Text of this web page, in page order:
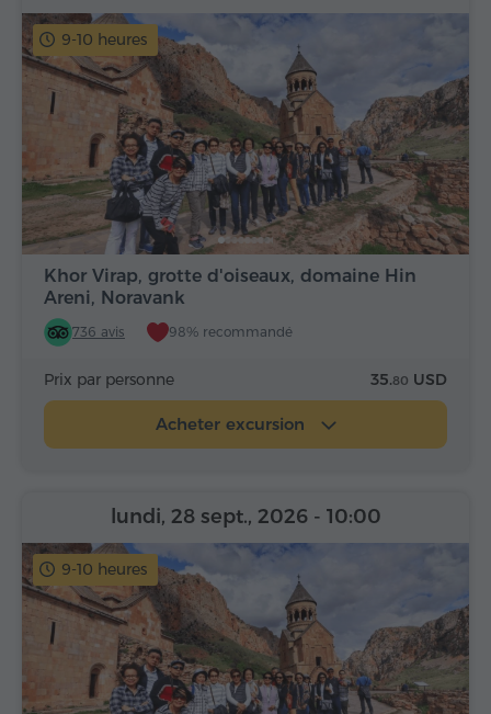
9-10 heures
Khor Virap, grotte d'oiseaux, domaine Hin
Areni, Noravank
736 avis 98% recommandé
Prix par personne 35.80 USD
Acheter excursion
9-10 heures
lundi, 28 sept., 2026 - 10:00